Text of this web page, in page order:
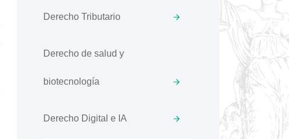
Derecho Tributario
Derecho de salud y
biotecnología
Derecho Digital e IA